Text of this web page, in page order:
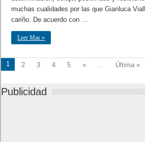
muchas cualidades por las que Gianluca
cariño. De acuerdo con …
Leer Mas »
1 2 3 4 5 » Última »
Publicidad